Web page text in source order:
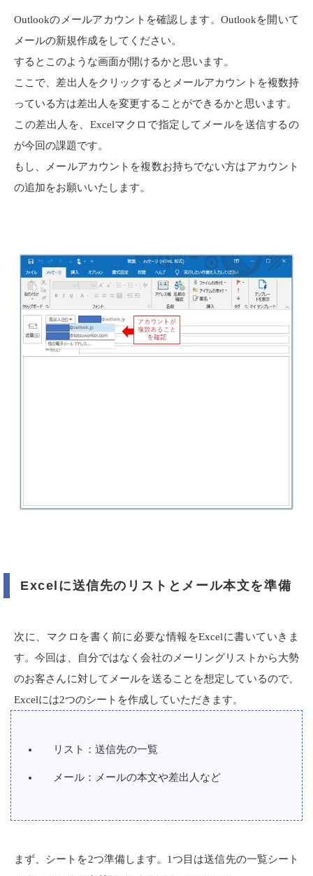
Outlookのメールアカウントを確認します。 Outlookを開いて
メールの新規作成をしてください。
するとこのような画面が開けるかと思います。
ここで、差出人をクリックするとメールアカウントを複数持
っている方は差出人を変更することができるかと思います。
この差出人を、 Excelマクロで指定してメールを送信するの
が今回の課題です。
もし、メールアカウントを複数お持ちでない方はアカウント
の追加をお願いいたします。
Excelに送信先のリストとメール本文を準備
次に、マクロを書く前に必要な情報をExcelに書いていきま
す。今回は、自分ではなく会社のメーリングリストから大勢
のお客さんに対してメールを送ることを想定しているので、
Excelには2つのシートを作成していただきます。
リスト：送信先の一覧
メール：メールの本文や差出人など
まず、シートを2つ準備します。1つ目は送信先の一覧シート